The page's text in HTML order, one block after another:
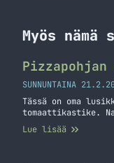
Myös
SUNNUNTAINA
Tässä on oma
tomaattikastike.
Lue lisää